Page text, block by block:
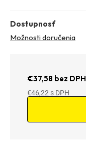
Dostupnosť
Možnosti doručenia
€37,58 bez DPH
€46,22